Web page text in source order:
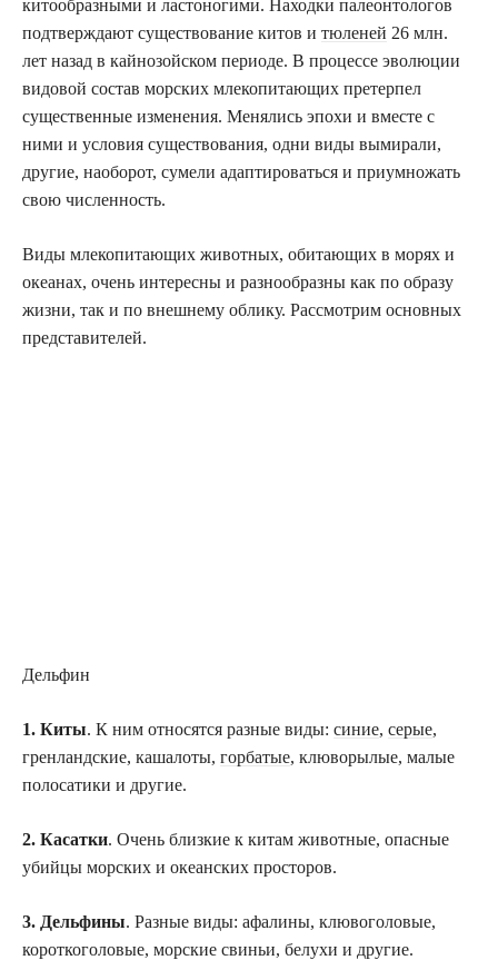
китообразными и ластоногими. Находки палеонтологов
подтверждают существование китов и тюленей 26 млн.
лет назад в кайнозойском периоде. В процессе эволюции
видовой состав морских млекопитающих претерпел
существенные изменения. Менялись эпохи и вместе с
ними и условия существования, одни виды вымирали,
другие, наоборот, сумели адаптироваться и приумножать
свою численность.
Виды млекопитающих животных, обитающих в морях и
океанах, очень интересны и разнообразны как по образу
жизни, так и по внешнему облику. Рассмотрим основных
представителей.
Дельфин
1. Киты. К ним относятся разные виды: синие, серые,
гренландские, кашалоты, горбатые, клюворылые, малые
полосатики и другие.
2. Касатки. Очень близкие к китам животные, опасные
убийцы морских и океанских просторов.
3. Дельфины. Разные виды: афалины, клювоголовые,
короткоголовые, морские свиньи, белухи и другие.